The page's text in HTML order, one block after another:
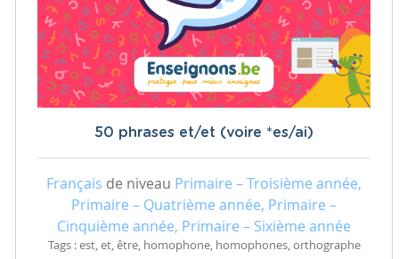
50 phrases et/et (voire *es/ai)
Français de niveau Primaire – Troisième année,
Primaire – Quatrième année, Primaire –
Cinquième année, Primaire – Sixième année
Tags : est, et, être, homophone, homophones, orthographe